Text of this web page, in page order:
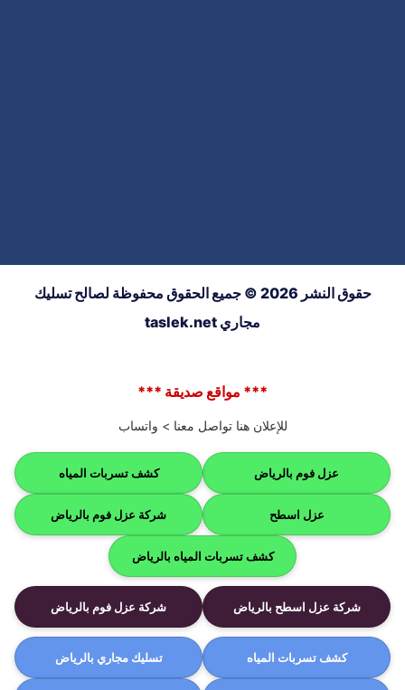
حقوق النشر 2026 © جميع الحقوق محفوظة لصالح تسليك
مجاري taslek.net
*** مواقع صديقة ***
للإعلان هنا تواصل معنا > واتساب
عزل فوم بالرياض كشف تسربات المياه
عزل اسطح شركة عزل فوم بالرياض
كشف تسربات المياه بالرياض
شركة عزل اسطح بالرياض شركة عزل فوم بالرياض
كشف تسربات المياه تسليك مجاري بالرياض